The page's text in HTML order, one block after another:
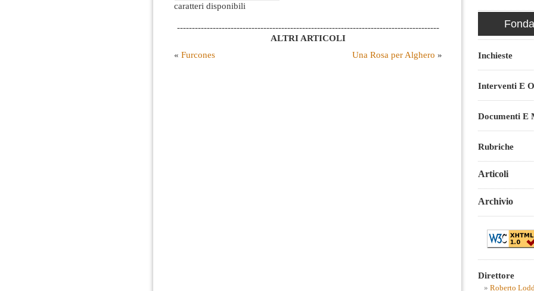
caratteri disponibili
----------------------------------------------------------------------------------------
ALTRI ARTICOLI
« Furcones Una Rosa per Alghero » Inchieste
Interventi E
Documenti E
Rubriche
Articoli
Archivio
Direttore
Roberto